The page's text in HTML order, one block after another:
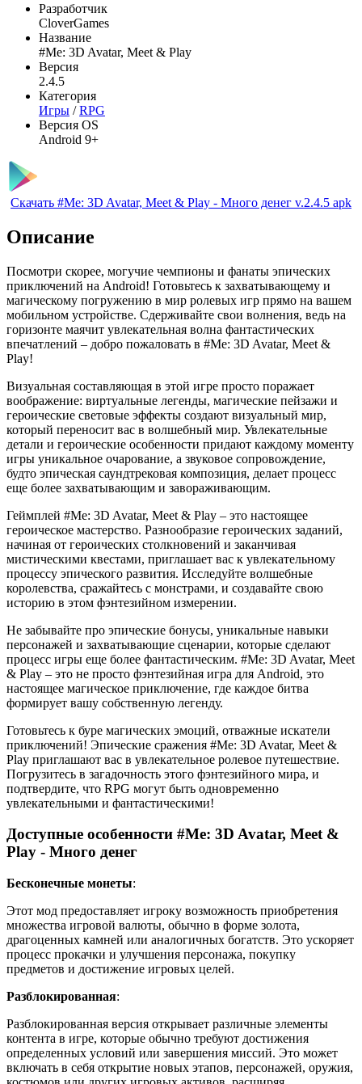
Разработчик
CloverGames
Название
#Me: 3D Avatar, Meet & Play
Версия
2.4.5
Категория
Игры /RPG
Версия OS
Android 9+
Скачать #Me: 3D Avatar, Meet & Play - Много денег v.2.4.5 apk
Описание
Посмотри скорее, могучие чемпионы и фанаты эпических
приключений на Android! Готовьтесь к захватывающему и
магическому погружению в мир ролевых игр прямо на вашем
мобильном устройстве. Сдерживайте свои волнения, ведь на
горизонте маячит увлекательная волна фантастических
впечатлений – добро пожаловать в #Me: 3D Avatar, Meet &
Play!
Визуальная составляющая в этой игре просто поражает
воображение: виртуальные легенды, магические пейзажи и
героические световые эффекты создают визуальный мир,
который переносит вас в волшебный мир. Увлекательные
детали и героические особенности придают каждому моменту
игры уникальное очарование, а звуковое сопровождение,
будто эпическая саундтрековая композиция, делает процесс
еще более захватывающим и завораживающим.
Геймплей #Me: 3D Avatar, Meet & Play – это настоящее
героическое мастерство. Разнообразие героических заданий,
начиная от героических столкновений и заканчивая
мистическими квестами, приглашает вас к увлекательному
процессу эпического развития. Исследуйте волшебные
королевства, сражайтесь с монстрами, и создавайте свою
историю в этом фэнтезийном измерении.
Не забывайте про эпические бонусы, уникальные навыки
персонажей и захватывающие сценарии, которые сделают
процесс игры еще более фантастическим. #Me: 3D Avatar, Meet
& Play – это не просто фэнтезийная игра для Android, это
настоящее магическое приключение, где каждое битва
формирует вашу собственную легенду.
Готовьтесь к буре магических эмоций, отважные искатели
приключений! Эпические сражения #Me: 3D Avatar, Meet &
Play приглашают вас в увлекательное ролевое путешествие.
Погрузитесь в загадочность этого фэнтезийного мира, и
подтвердите, что RPG могут быть одновременно
увлекательными и фантастическими!
Доступные особенности #Me: 3D Avatar, Meet &
Play - Много денег
Бесконечные монеты:
Этот мод предоставляет игроку возможность приобретения
множества игровой валюты, обычно в форме золота,
драгоценных камней или аналогичных богатств. Это ускоряет
процесс прокачки и улучшения персонажа, покупку
предметов и достижение игровых целей.
Разблокированная:
Разблокированная версия открывает различные элементы
контента в игре, которые обычно требуют достижения
определенных условий или завершения миссий. Это может
включать в себя открытие новых этапов, персонажей, оружия,